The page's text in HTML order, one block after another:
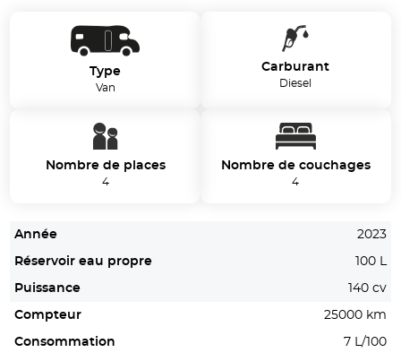
Type
Van
Carburant
Diesel
Nombre de places
4
Nombre de couchages
4
Année 2023
Réservoir eau propre 100 L
Puissance 140 cv
Compteur 25000 km
Consommation 7 L/100